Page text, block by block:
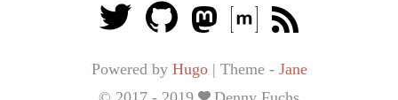
Powered by Hugo | Theme - Jane